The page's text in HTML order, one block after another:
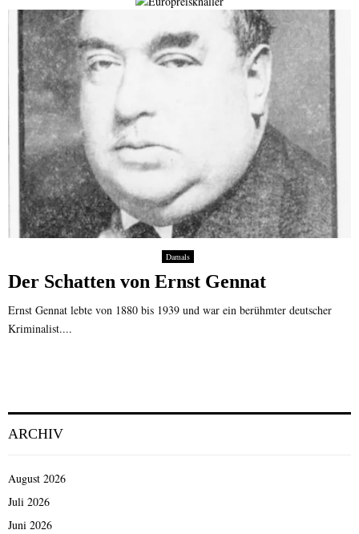
Damals
Der Schatten von Ernst Gennat
Ernst Gennat lebte von 1880 bis 1939 und war ein berühmter deutscher
Kriminalist....
ARCHIV
August 2026
Juli 2026
Juni 2026